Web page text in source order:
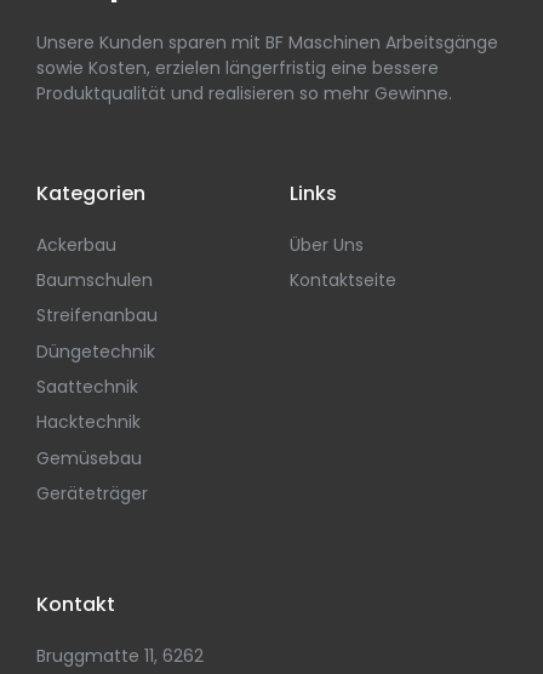
Unsere Kunden sparen mit BF Maschinen Arbeitsgänge
sowie Kosten, erzielen längerfristig eine bessere
Produktqualität und realisieren so mehr Gewinne.
Kategorien
Ackerbau
Baumschulen
Streifenanbau
Düngetechnik
Saattechnik
Hacktechnik
Gemüsebau
Geräteträger
Links
Über Uns
Kontaktseite
Kontakt
Bruggmatte 11, 6262